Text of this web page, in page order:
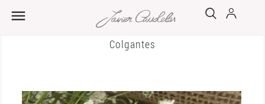

Colgantes